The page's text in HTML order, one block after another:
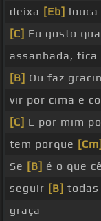
deixa [Eb] louca
[C] Eu gosto
assanhada,
[B] Ou faz
vir por cima e
[C] E por mim
tem porque [Cm]
Se [B] é o que
seguir [B] todas
graça